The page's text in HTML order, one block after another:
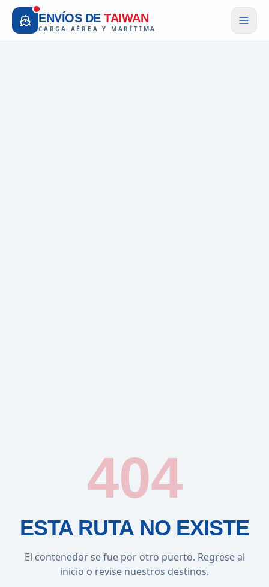
ENVÍOS DE TAIWAN
CARGA AÉREA Y MARÍTIMA
404
ESTA RUTA NO EXISTE
El contenedor se fue por otro puerto. Regrese al
inicio o revise nuestros destinos.